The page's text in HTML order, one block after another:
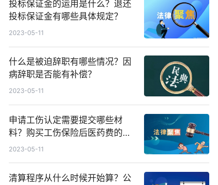
投标保证金的运用是什么？退还
投标保证金有哪些具体规定？
2023-05-11
什么是被迫辞职有哪些情况？因
病辞职是否能有补偿？
2023-05-11
申请工伤认定需要提交哪些材
料？购买工伤保险后医药费的报
销方式是什么？
2023-05-11
清算程序从什么时候开始算？公